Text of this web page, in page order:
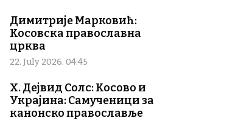
Димитрије Марковић:
Косовска православна
црква
22. July 2026. 04:45
Х. Дејвид Солс: Косово и
Украјина: Самученици за
канонско православље